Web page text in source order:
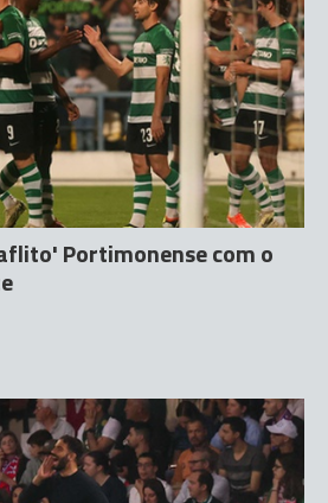
Portimonense com o